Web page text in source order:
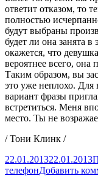
ответит отказом, то
полностью
будут выбраны
будет ли она занята
окажется, что
вероятнее всего, она
Таким образом, вы
это уже неплохо. Для
вариант фразы
встретиться. Меня
место. Ты не
/ Тони Клинк /
Опубликовано
22.01.201322.01.2013
телефонДобавить